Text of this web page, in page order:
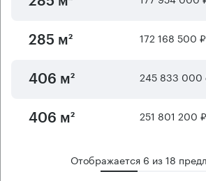
285 м² 172 168 500 ₽
406 м² 245 833 000
406 м² 251 801 200 ₽
Отображается 6 из18